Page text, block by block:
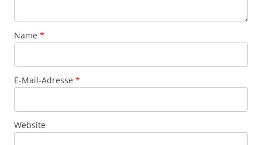
Name *
E-Mail-Adresse *
Website